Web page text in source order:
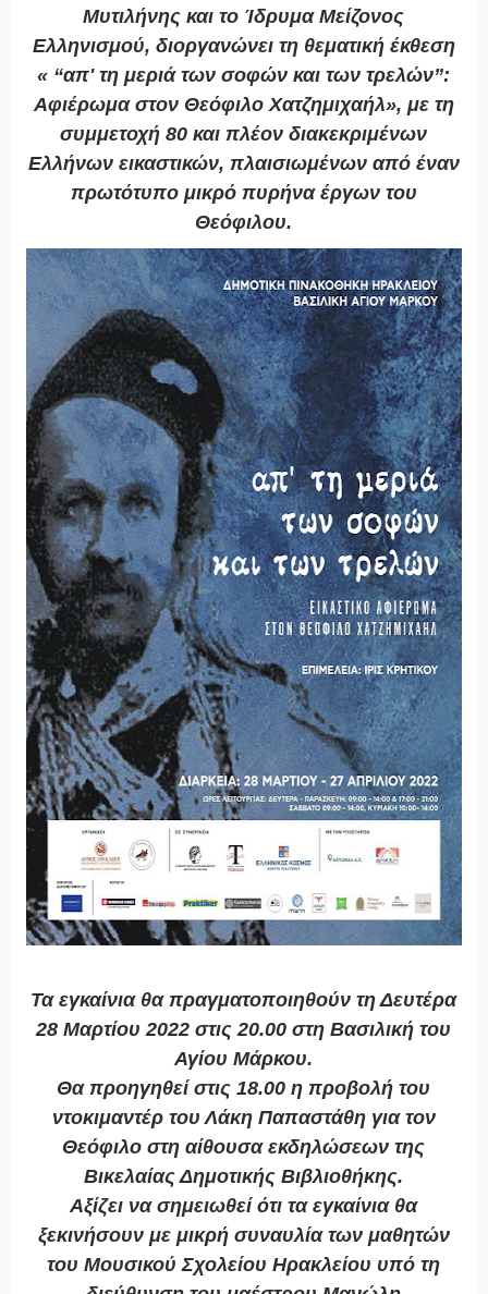
Μυτιλήνης και το Ίδρυμα Μείζονος
Ελληνισμού, διοργανώνει τη θεματική έκθεση
« “απ' τη μεριά των σοφών και των τρελών”:
Αφιέρωμα στον Θεόφιλο Χατζημιχαήλ», με τη
συμμετοχή 80 και πλέον διακεκριμένων
Ελλήνων εικαστικών, πλαισιωμένων από έναν
πρωτότυπο μικρό πυρήνα έργων του
Θεόφιλου.
Τα εγκαίνια θα πραγματοποιηθούν τη Δευτέρα
28 Μαρτίου 2022 στις 20.00 στη Βασιλική του
Αγίου Μάρκου.
Θα προηγηθεί στις 18.00 η προβολή του
ντοκιμαντέρ του Λάκη Παπαστάθη για τον
Θεόφιλο στη αίθουσα εκδηλώσεων της
Βικελαίας Δημοτικής Βιβλιοθήκης.
Αξίζει να σημειωθεί ότι τα εγκαίνια θα
ξεκινήσουν με μικρή συναυλία των μαθητών
του Μουσικού Σχολείου Ηρακλείου υπό τη